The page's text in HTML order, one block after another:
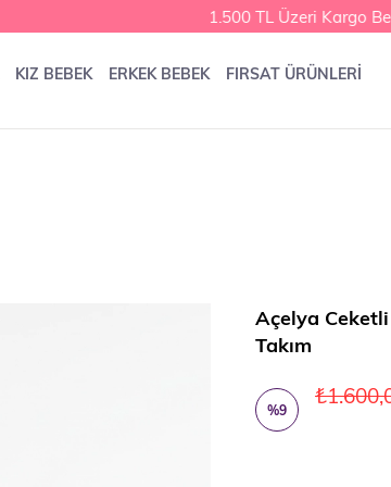
1.500 TL Üzeri Kargo
KIZ BEBEK ERKEK BEBEK FIRSAT ÜRÜNLERİ
Açelya
Takım
%9